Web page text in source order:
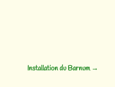
Installation du Barnum→